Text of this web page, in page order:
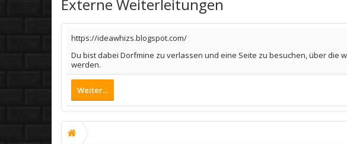
Externe Weiterleitungen
https://ideawhizs.blogspot.com/
Du bist dabei Dorfmine zu verlassen und eine Seite zu besuchen, über die
werden.
Weiter...